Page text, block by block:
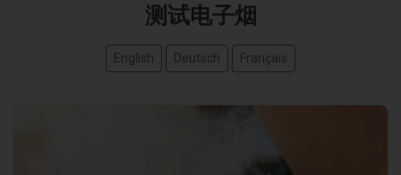
测试电子烟
English Deutsch Français